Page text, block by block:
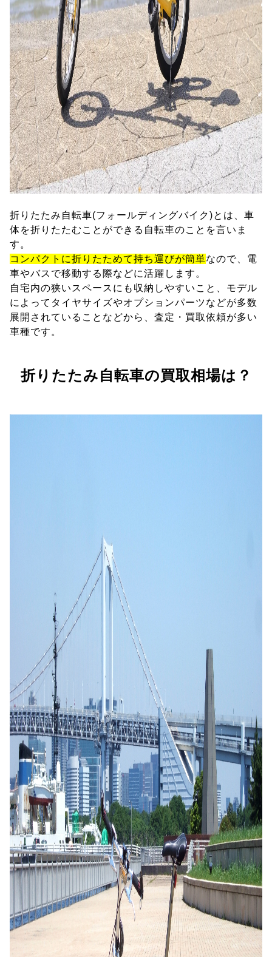
折りたたみ自転車(フォールディングバイク)とは、車
体を折りたたむことができる自転車のことを言いま
す。
コンパクトに折りたためて持ち運びが簡単なので、電
車やバスで移動する際などに活躍します。
自宅内の狭いスペースにも収納しやすいこと、モデル
によってタイヤサイズやオプションパーツなどが多数
展開されていることなどから、査定・買取依頼が多い
車種です。
折りたたみ自転車の買取相場は？